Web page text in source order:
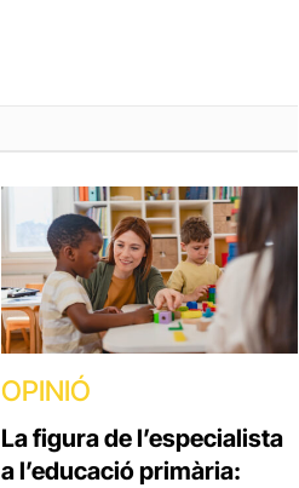
OPINIÓ
La figura de l’especialista
a l’educació primària: